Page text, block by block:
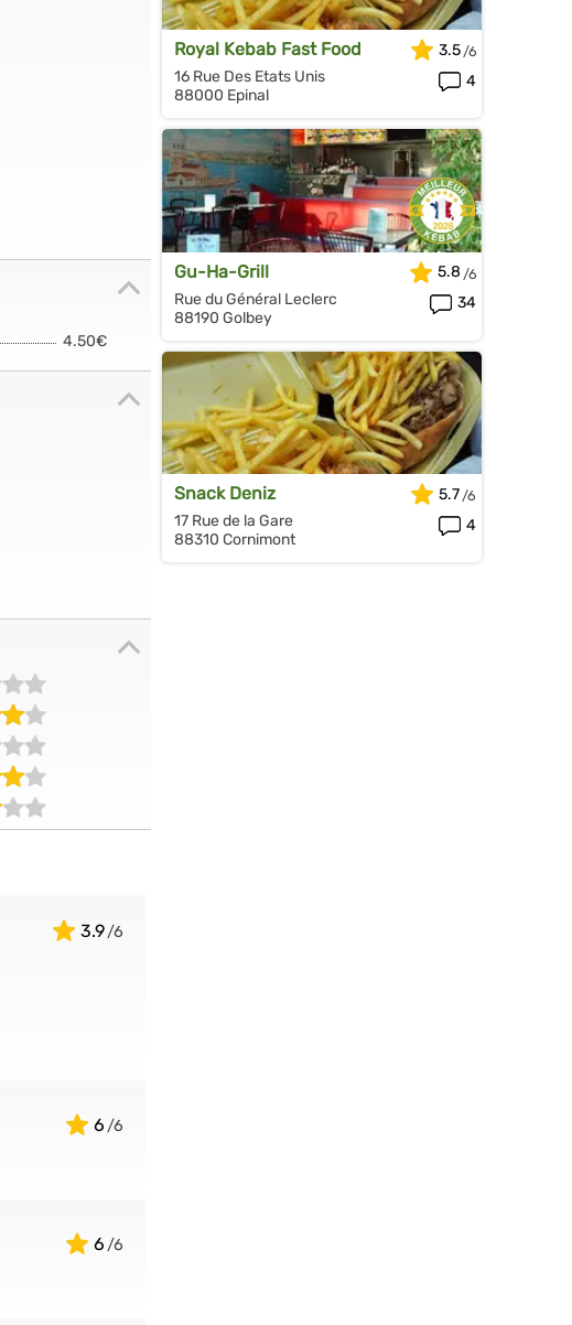
4.50€
3.9
6
6
Royal Kebab Fast Food
16 Rue Des Etats Unis
88000 Epinal
3.5
4
Gu-Ha-Grill
Rue du Général Leclerc
88190 Golbey
5.8
34
Snack Deniz
17 Rue de la Gare
88310 Cornimont
5.7
4